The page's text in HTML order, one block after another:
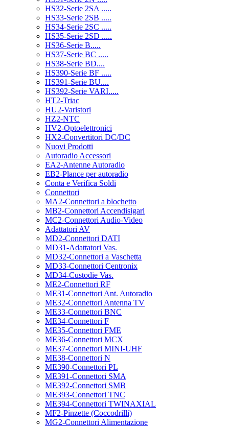
HS32-Serie 2SA .....
HS33-Serie 2SB .....
HS34-Serie 2SC .....
HS35-Serie 2SD .....
HS36-Serie B.....
HS37-Serie BC .....
HS38-Serie BD....
HS390-Serie BF .....
HS391-Serie BU....
HS392-Serie VARI.....
HT2-Triac
HU2-Varistori
HZ2-NTC
HV2-Optoelettronici
HX2-Convertitori DC/DC
Nuovi Prodotti
Autoradio Accessori
EA2-Antenne Autoradio
EB2-Plance per autoradio
Conta e Verifica Soldi
Connettori
MA2-Connettori a blochetto
MB2-Connettori Accendisigari
MC2-Connettori Audio-Video
Adattatori AV
MD2-Connettori DATI
MD31-Adattatori Vas.
MD32-Connettori a Vaschetta
MD33-Connettori Centronix
MD34-Custodie Vas.
ME2-Connettori RF
ME31-Connettori Ant. Autoradio
ME32-Connettori Antenna TV
ME33-Connettori BNC
ME34-Connettori F
ME35-Connettori FME
ME36-Connettori MCX
ME37-Connettori MINI-UHF
ME38-Connettori N
ME390-Connettori PL
ME391-Connettori SMA
ME392-Connettori SMB
ME393-Connettori TNC
ME394-Connettori TWINAXIAL
MF2-Pinzette (Coccodrilli)
MG2-Connettori Alimentazione